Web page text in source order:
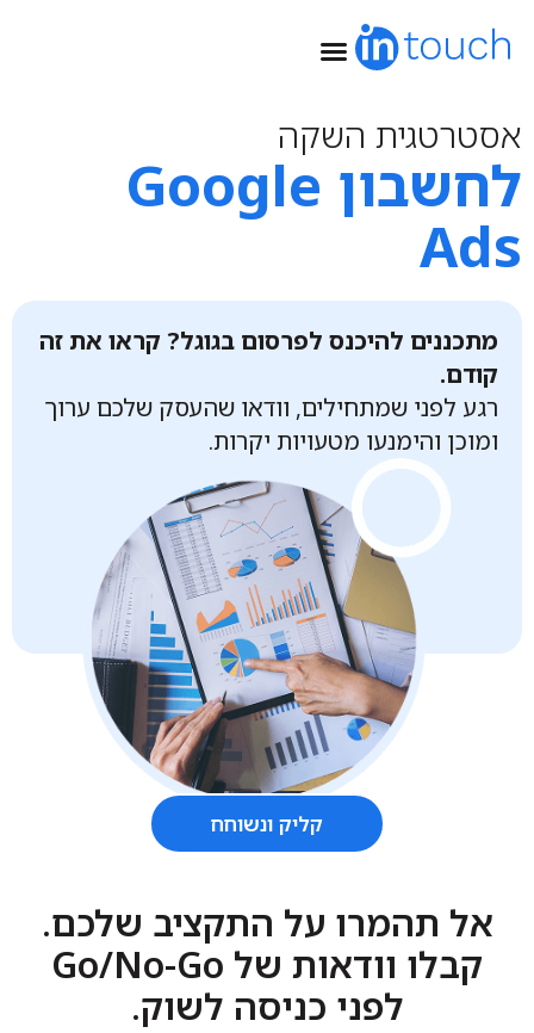
אסטרטגית השקה
לחשבון Google
Ads
מתכננים להיכנס לפרסום בגוגל? קראו את זה
קודם.
רגע לפני שמתחילים, וודאו שהעסק שלכם ערוך
ומוכן והימנעו מטעויות יקרות.
קליק ונשוחח
אל תהמרו על התקציב שלכם.
קבלו וודאות של Go/No-Go
לפני כניסה לשוק.